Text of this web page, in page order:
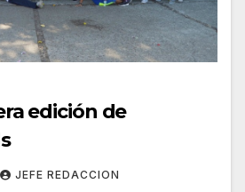
edición de
JEFE REDACCION